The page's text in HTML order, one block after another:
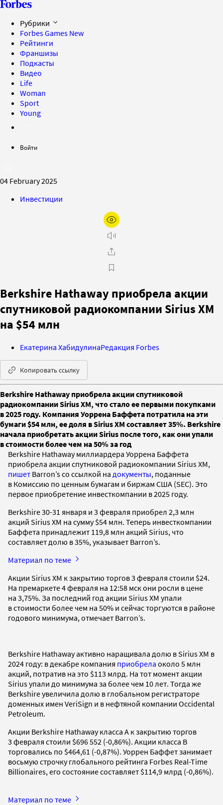
Рубрики
Forbes Games New
Рейтинги
Франшизы
Подкасты
Видео
Life
Woman
Sport
Young
Войти
04 February 2025
Инвестиции
Berkshire Hathaway приобрела акции
спутниковой радиокомпании Sirius XM
на $54 млн
Екатерина ХабидулинаРедакция Forbes
Копировать ссылку
Berkshire Hathaway приобрела акции спутниковой
радиокомпании Sirius XM, что стало ее первыми покупками
в 2025 году. Компания Уоррена Баффета потратила на эти
бумаги $54 млн, ее доля в Sirius XM составляет 35%. Berkshire
начала приобретать акции Sirius после того, как они упали
в стоимости более чем на 50% за год
Berkshire Hathaway миллиардера Уоррена Баффета
приобрела акции спутниковой радиокомпании Sirius XM,
пишет Barron’s со ссылкой на документы, поданные
в Комиссию по ценным бумагам и биржам США (SEC). Это
первое приобретение инвесткомпании в 2025 году.
Berkshire 30-31 января и 3 февраля приобрел 2,3 млн
акций Sirius XM на сумму $54 млн. Теперь инвесткомпании
Баффета принадлежит 119,8 млн акций Sirius, что
составляет долю в 35%, указывает Barron’s.
Материал по теме
Акции Sirius XM к закрытию торгов 3 февраля стоили $24.
На премаркете 4 февраля на 12:58 мск они росли в цене
на 3,75%. За последний год акции Sirius XM упали
в стоимости более чем на 50% и сейчас торгуются в районе
годового минимума, отмечает Barron’s.
Berkshire Hathaway активно наращивала долю в Sirius XM в
2024 году: в декабре компания приобрела около 5 млн
акций, потратив на это $113 млрд. На тот момент акции
Sirius упали до минимума за более чем 10 лет. Тогда же
Berkshire увеличила долю в глобальном регистраторе
доменных имен VeriSign и в нефтяной компании Occidental
Petroleum.
Акции Berkshire Hathaway класса A к закрытию торгов
3 февраля стоили $696 552 (-0,86%). Акции класса B
торговались по $464,61 (-0,87%). Уоррен Баффет занимает
восьмую строчку глобального рейтинга Forbes Real-Time
Billionaires, его состояние составляет $114,9 млрд (-0,86%).
Материал по теме